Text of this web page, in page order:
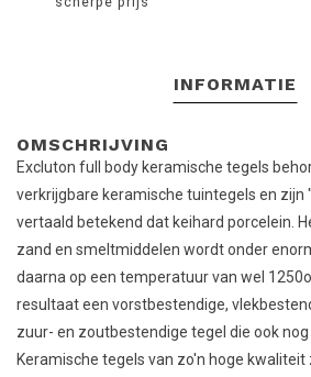
INFORMATIE
OMSCHRIJVING
Excluton full body keramische tegels
verkrijgbare keramische tuintegels en zijn
vertaald betekend dat keihard porcelein.
zand en smeltmiddelen wordt onder
daarna op een temperatuur van wel
resultaat een vorstbestendige,
zuur- en zoutbestendige tegel die ook
Keramische tegels van zo'n hoge kwaliteit